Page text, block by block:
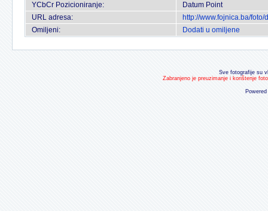
YCbCr Pozicioniranje:
Datum Point
URL adresa:
http://www.fojnica.ba/
Omiljeni:
Dodati u omiljene
Sve fotografije su
Zabranjeno je preuzimanje i korištenje